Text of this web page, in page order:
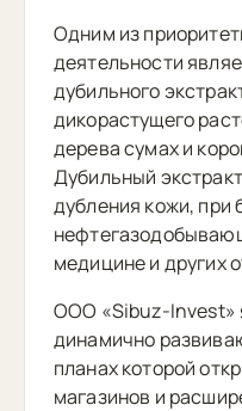
Одним из
деятельности
дубильного
дикорастущего
дерева сумах и
Дубильный
дубления кожи, при
медицине и других
ООО «Sibuz-Invest»
динамично
планах которой
магазинов и